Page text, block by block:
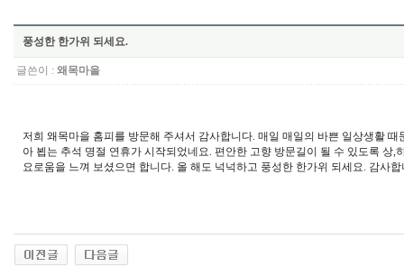
풍성한 한가위 되세요.
글쓴이 : 왜목마을
저희 왜목마을 홈피를 방문해 주셔서 감사합니다. 매일 매일의 바쁜 일상생활
아 뵙는 추석 명절 연휴가 시작되었네요. 편안한 고향 방문길이 될 수 있도록
요로움을 느껴 보셨으면 합니다. 올 해도 넉넉하고 풍성한 한가위 되세요. 감사합